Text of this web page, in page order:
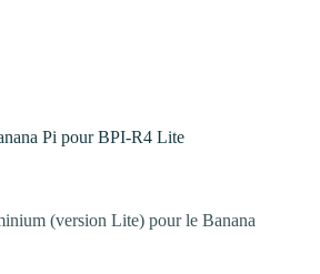
Pi pour BPI-R4 Lite
(version Lite) pour le Banana